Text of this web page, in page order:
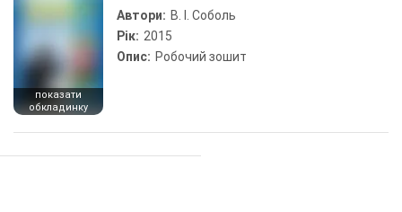
показати
обкладинку
Автори: В. І. Соболь
Рік: 2015
Опис: Робочий зошит